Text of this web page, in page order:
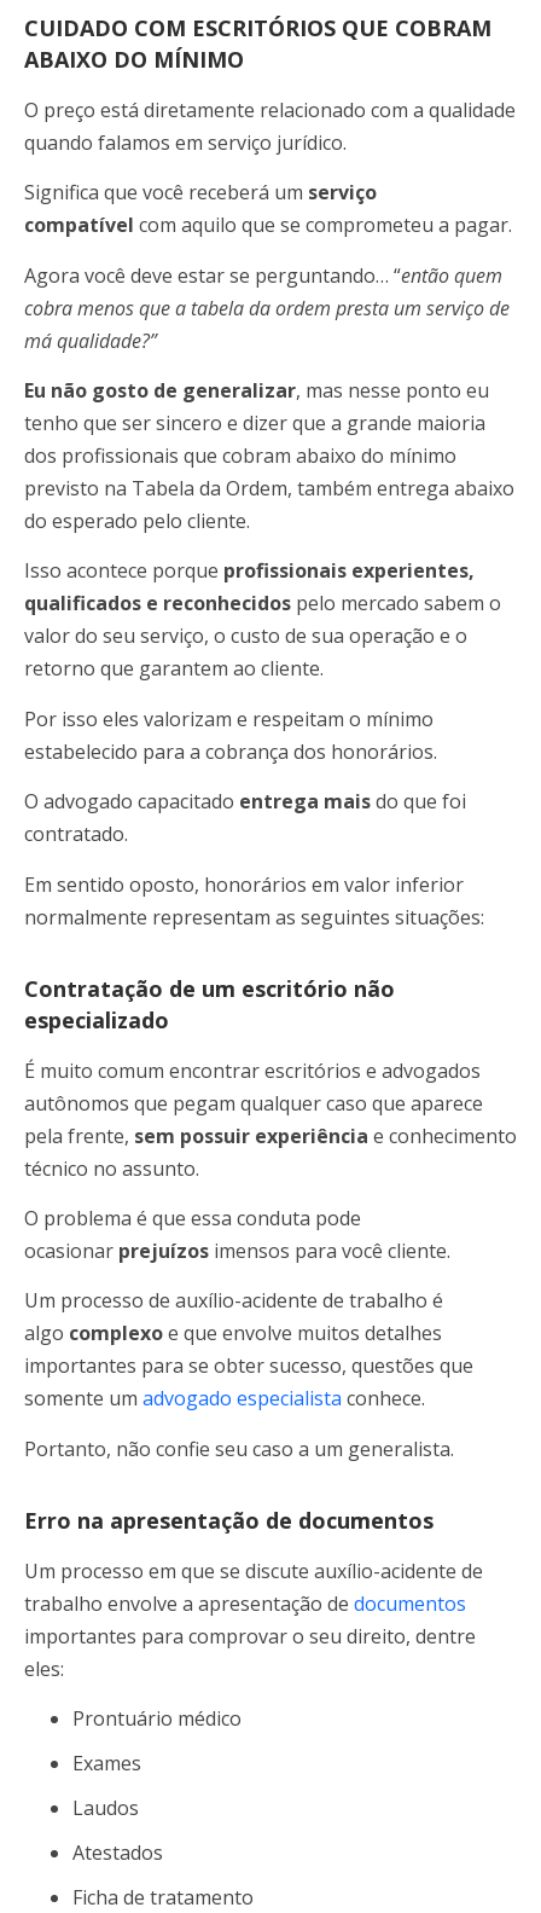
CUIDADO COM ESCRITÓRIOS QUE COBRAM
ABAIXO DO MÍNIMO
O preço está diretamente relacionado com a qualidade
quando falamos em serviço jurídico.
Significa que você receberá um serviço
compatível com aquilo que se comprometeu a pagar.
Agora você deve estar se perguntando… “então quem
cobra menos que a tabela da ordem presta um serviço de
má qualidade?”
Eu não gosto de generalizar, mas nesse ponto eu
tenho que ser sincero e dizer que a grande maioria
dos profissionais que cobram abaixo do mínimo
previsto na Tabela da Ordem, também entrega abaixo
do esperado pelo cliente.
Isso acontece porque profissionais experientes,
qualificados e reconhecidos pelo mercado sabem o
valor do seu serviço, o custo de sua operação e o
retorno que garantem ao cliente.
Por isso eles valorizam e respeitam o mínimo
estabelecido para a cobrança dos honorários.
O advogado capacitado entrega maisdo que foi
contratado.
Em sentido oposto, honorários em valor inferior
normalmente representam as seguintes situações:
Contratação de um escritório não
especializado
É muito comum encontrar escritórios e advogados
autônomos que pegam qualquer caso que aparece
pela frente, sem possuir experiência e conhecimento
técnico no assunto.
O problema é que essa conduta pode
ocasionar prejuízos imensos para você cliente.
Um processo de auxílio-acidente de trabalho é
algo complexoe que envolve muitos detalhes
importantes para se obter sucesso, questões que
somente um advogado especialista conhece.
Portanto, não confie seu caso a um generalista.
Erro na apresentação de documentos
Um processo em que se discute auxílio-acidente de
trabalho envolve a apresentação de documentos
importantes para comprovar o seu direito, dentre
eles:
Prontuário médico
Exames
Laudos
Atestados
Ficha de tratamento